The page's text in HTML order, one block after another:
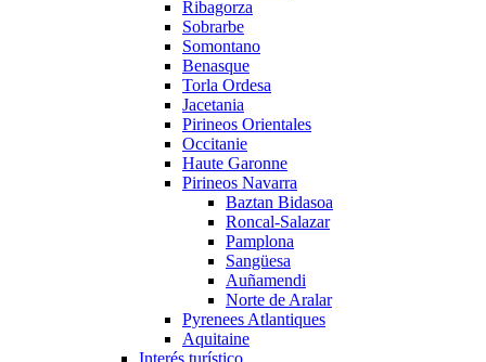
Ribagorza
Sobrarbe
Somontano
Benasque
Torla Ordesa
Jacetania
Pirineos Orientales
Occitanie
Haute Garonne
Pirineos Navarra
Baztan Bidasoa
Roncal-Salazar
Pamplona
Sangüesa
Auñamendi
Norte de Aralar
Pyrenees Atlantiques
Aquitaine
Interés turístico